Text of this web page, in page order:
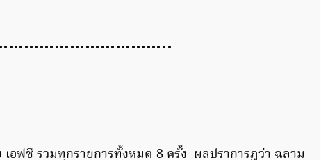
อฟซี รวมทุกรายการทั้งหมด 8 ครั้ง ผลปราการฎว่า ฉลาม